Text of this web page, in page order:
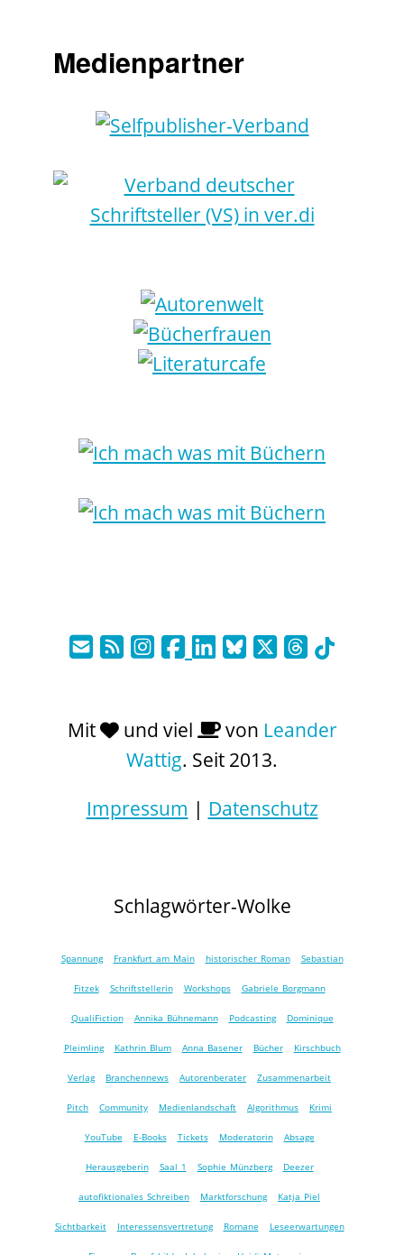
Medienpartner
Mit und viel von Leander
Wattig. Seit 2013.
Impressum | Datenschutz
Schlagwörter-Wolke
Spannung Frankfurt am Main historischer Roman Sebastian
Fitzek Schriftstellerin Workshops Gabriele Borgmann
QualiFiction Annika Bühnemann Podcasting Dominique
Pleimling Kathrin Blum Anna Basener Bücher Kirschbuch
Verlag Branchennews Autorenberater Zusammenarbeit
Pitch Community Medienlandschaft Algorithmus Krimi
YouTube E-Books Tickets Moderatorin Absage
Herausgeberin Saal 1 Sophie Münzberg Deezer
autofiktionales Schreiben Marktforschung Katja Piel
Sichtbarkeit Interessensvertretung Romane Leseerwartungen